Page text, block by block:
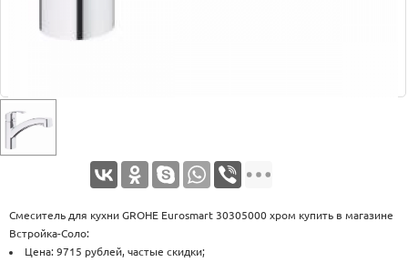
Смеситель для кухни GROHE Eurosmart 30305000 хром купить в магазине
Встройка-Соло:
Цена: 9715 рублей, частые скидки;